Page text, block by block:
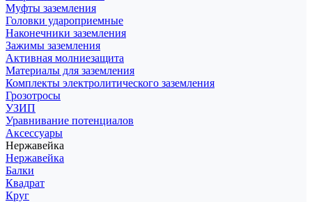
Муфты заземления
Головки удароприемные
Наконечники заземления
Зажимы заземления
Активная молниезащита
Материалы для заземления
Комплекты электролитического заземления
Грозотросы
УЗИП
Уравнивание потенциалов
Аксессуары
Нержавейка
Нержавейка
Балки
Квадрат
Круг